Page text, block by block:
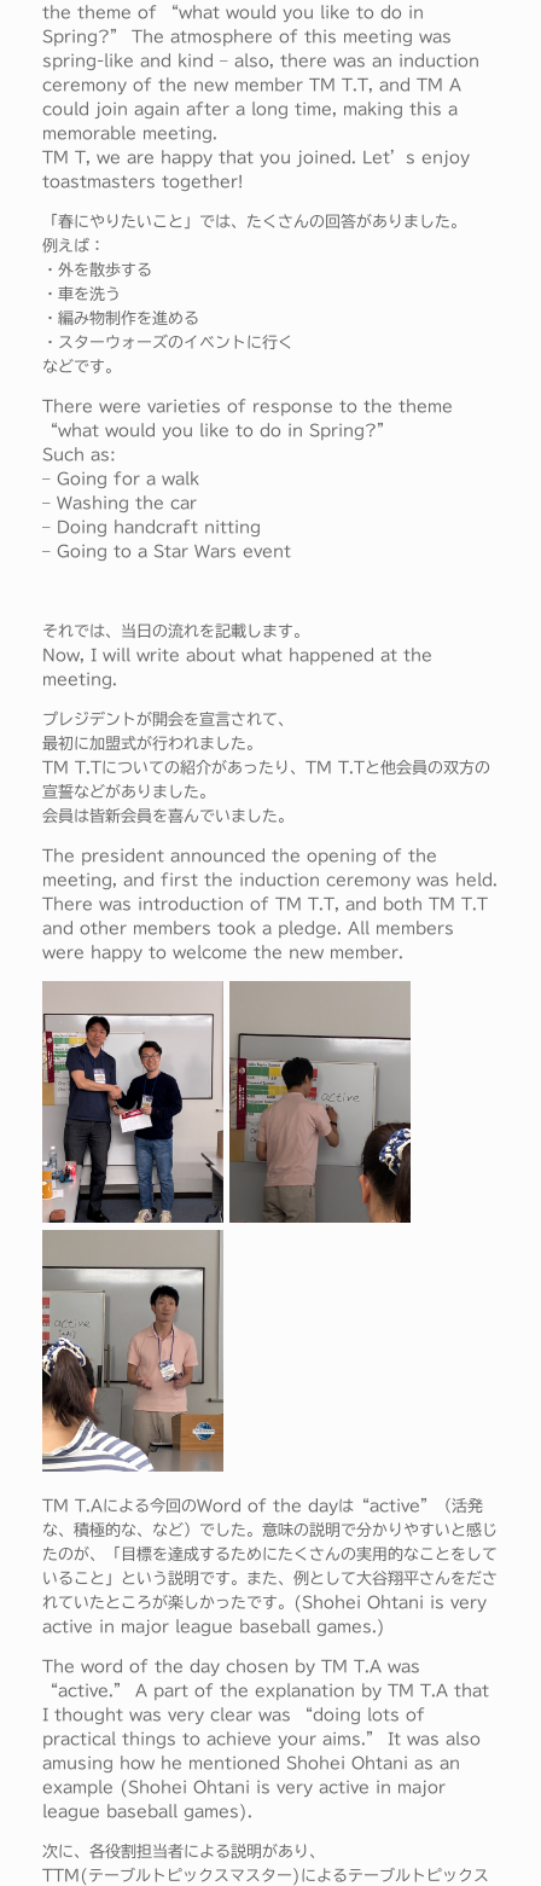
the theme of “what would you like to do in
Spring?” The atmosphere of this meeting was
spring-like and kind – also, there was an induction
ceremony of the new member TM T.T, and TM A
could join again after a long time, making this a
memorable meeting.
TM T, we are happy that you joined. Let’s enjoy
toastmasters together!
「春にやりたいこと」では、たくさんの回答がありました。
例えば：
・外を散歩する
・車を洗う
・編み物制作を進める
・スターウォーズのイベントに行く
などです。
There were varieties of response to the theme
“what would you like to do in Spring?”
Such as:
– Going for a walk
– Washing the car
– Doing handcraft nitting
– Going to a Star Wars event
それでは、当日の流れを記載します。
Now, I will write about what happened at the
meeting.
プレジデントが開会を宣言されて、
最初に加盟式が行われました。
TM T.Tについての紹介があったり、TM T.Tと他会員の双方の
宣誓などがありました。
会員は皆新会員を喜んでいました。
The president announced the opening of the
meeting, and first the induction ceremony was held.
There was introduction of TM T.T, and both TM T.T
and other members took a pledge. All members
were happy to welcome the new member.
TM T.Aによる今回のWord of the dayは“active”（活発
な、積極的な、など）でした。意味の説明で分かりやすいと感じ
たのが、「目標を達成するためにたくさんの実用的なことをして
いること」という説明です。また、例として大谷翔平さんをださ
れていたところが楽しかったです。(Shohei Ohtani is very
active in major league baseball games.)
The word of the day chosen by TM T.A was
“active.” A part of the explanation by TM T.A that
I thought was very clear was “doing lots of
practical things to achieve your aims.” It was also
amusing how he mentioned Shohei Ohtani as an
example (Shohei Ohtani is very active in major
league baseball games).
次に、各役割担当者による説明があり、
TTM(テーブルトピックスマスター)によるテーブルトピックス